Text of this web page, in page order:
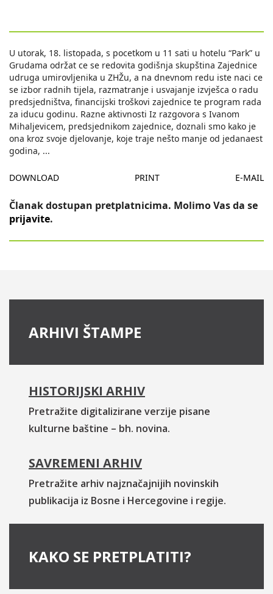
U utorak, 18. listopada, s pocetkom u 11 sati u hotelu “Park” u
Grudama održat ce se redovita godišnja skupština Zajednice
udruga umirovljenika u ZHŽu, a na dnevnom redu iste naci ce
se izbor radnih tijela, razmatranje i usvajanje izvješca o radu
predsjedništva, financijski troškovi zajednice te program rada
za iducu godinu. Razne aktivnosti Iz razgovora s Ivanom
Mihaljevicem, predsjednikom zajednice, doznali smo kako je
ona kroz svoje djelovanje, koje traje nešto manje od jedanaest
godina, ...
DOWNLOAD PRINT E-MAIL
Članak dostupan pretplatnicima. Molimo Vas da se
prijavite.
ARHIVI ŠTAMPE
HISTORIJSKI ARHIV
Pretražite digitalizirane verzije pisane
kulturne baštine – bh. novina.
SAVREMENI ARHIV
Pretražite arhiv najznačajnijih novinskih
publikacija iz Bosne i Hercegovine i regije.
KAKO SE PRETPLATITI?